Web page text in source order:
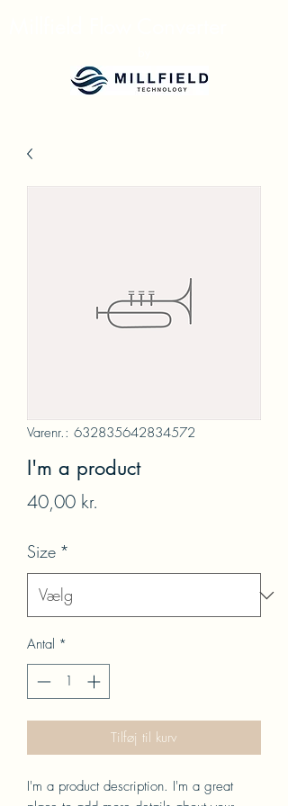
Varenr.: 632835642834572
I'm a product
40,00 kr.
Size *
Antal *
Tilføj til kurv
I'm a product description. I'm a great